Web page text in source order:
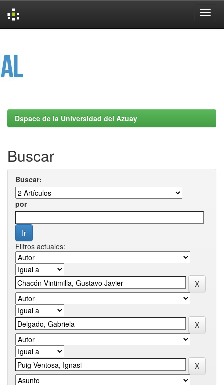
Dspace de la Universidad del Azuay
Buscar
Buscar:
por
Filtros actuales: